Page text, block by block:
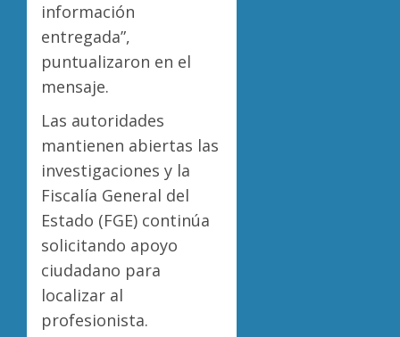
información
entregada”,
puntualizaron en el
mensaje.
Las autoridades
mantienen abiertas las
investigaciones y la
Fiscalía General del
Estado (FGE) continúa
solicitando apoyo
ciudadano para
localizar al
profesionista.